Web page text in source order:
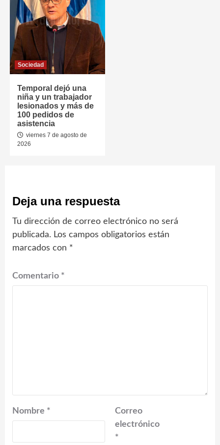
Sociedad
Temporal dejó una
niña y un trabajador
lesionados y más de
100 pedidos de
asistencia
viernes 7 de agosto de
2026
Deja una respuesta
Tu dirección de correo electrónico no será
publicada. Los campos obligatorios están
marcados con *
Comentario *
Nombre *
Correo
electrónico
*